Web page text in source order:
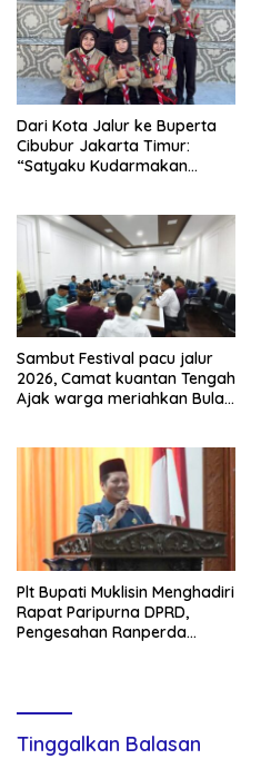
Dari Kota Jalur ke Buperta
Cibubur Jakarta Timur:
“Satyaku Kudarmakan
Sambut Festival pacu jalur
2026, Camat kuantan Tengah
Ajak warga meriahkan Bulan
Plt Bupati Muklisin Menghadiri
Rapat Paripurna DPRD,
Pengesahan Ranperda
Tinggalkan Balasan